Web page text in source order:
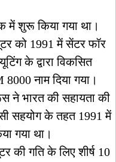
में शुरू किया गया था।
को 1991 में सेंटर फॉर
के द्वारा विकसित
नाम दिया गया।
ने भारत की सहायता की
सहयोग के तहत 1991 में
गया था।
की गति के लिए शीर्ष 10